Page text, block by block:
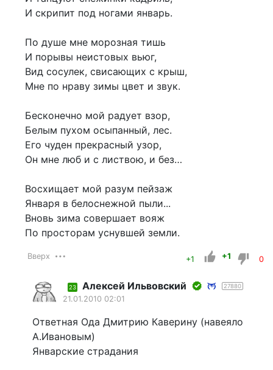
И скрипит под ногами январь.
По душе мне морозная тишь
И порывы неистовых вьюг,
Вид сосулек, свисающих с крыш,
Мне по нраву зимы цвет и звук.
Бесконечно мой радует взор,
Белым пухом осыпанный, лес.
Его чуден прекрасный узор,
Он мне люб и с листвою, и без…
Восхищает мой разум пейзаж
Января в белоснежной пыли...
Вновь зима совершает вояж
По просторам уснувшей земли.
Вверх +1 +1 0
23 Алексей Ильвовский 27880
21.01.2010 02:01
Ответная Ода Дмитрию Каверину (навеяло
А.Ивановым)
Январские страдания